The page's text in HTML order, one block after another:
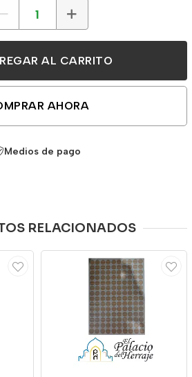
AL CARRITO
AHORA
Medios de pago
RELACIONADOS